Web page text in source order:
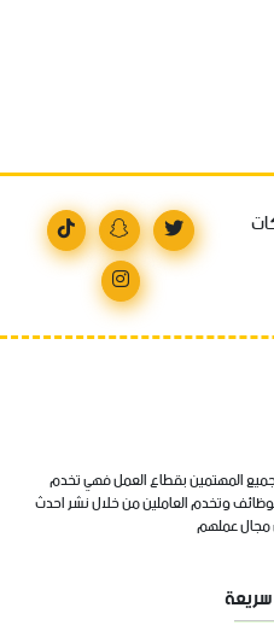
المهتمين بقطاع العمل فهي تخدم
وتخدم العاملين من خلال نشر احدث
مجال عملهم